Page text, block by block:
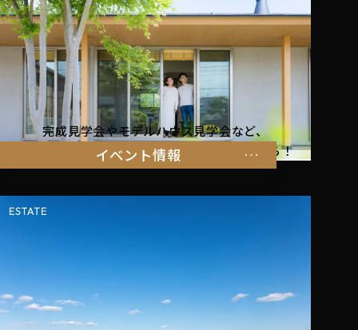
イベント情報
完成見学会やモデルハウス見学会など、
暮らしを体感できるイベント情報はこちらから！